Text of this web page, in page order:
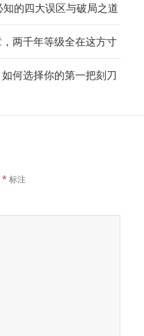
的四大误区与破局之道
两千年等级全在这方寸
何选择你的第一把刻刀
* 标注